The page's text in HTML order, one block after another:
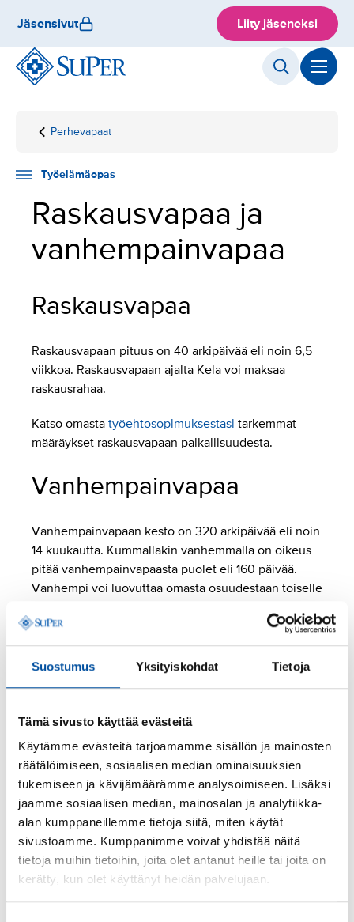
Suostumus Yksityiskohdat Tietoja
Tämä sivusto käyttää evästeitä
Käytämme evästeitä tarjoamamme sisällön ja mainosten
räätälöimiseen, sosiaalisen median ominaisuuksien
tukemiseen ja kävijämäärämme analysoimiseen. Lisäksi
jaamme sosiaalisen median, mainosalan ja analytiikka-
alan kumppaneillemme tietoja siitä, miten käytät
sivustoamme. Kumppanimme voivat yhdistää näitä
tietoja muihin tietoihin, joita olet antanut heille tai joita on
kerätty, kun olet käyttänyt heidän palvelujaan.
sisältöön
Jäsensivut Liity jäseneksi
Etusivu
Työelämäopas
Työuran
Perhevapaat
Raskausvapaa ja
Työelämäopas
Raskausvapaa ja
vanhempainvapaa
Raskausvapaa
Raskausvapaan pituus on 40 arkipäivää eli noin 6,5
viikkoa. Raskausvapaan ajalta Kela voi maksaa
raskausrahaa.
Katso omasta työehtosopimuksestasi tarkemmat
määräykset raskausvapaan palkallisuudesta.
Vanhempainvapaa
Vanhempainvapaan kesto on 320 arkipäivää eli noin
14 kuukautta. Kummallakin vanhemmalla on oikeus
pitää vanhempainvapaasta puolet eli 160 päivää.
Vanhempi voi luovuttaa omasta osuudestaan toiselle
Jos vanhempi pitää huolta lapsesta yksin, hän voi
käyttää yksin kaikki 320 arkipäivää.
vanhempainrahaa. Työsuhteessasi sovellettavan
ajasta voi olla myös palkallista.
Osittainen
vanhempainvapaa
Työnantaja ja työntekijä voivat sopia, että työntekijä